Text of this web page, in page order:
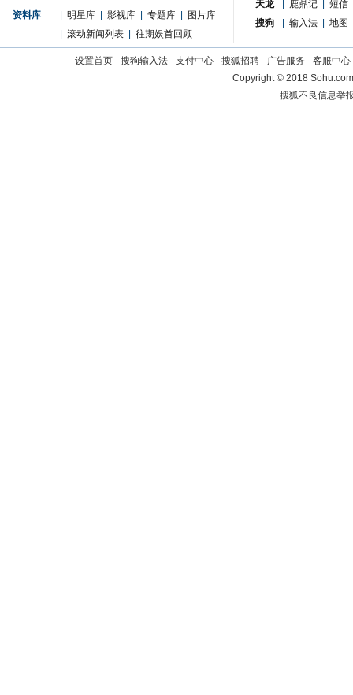
资料库 明星库 影视库 专题库
图片库
滚动新闻列表 往期娱首回顾
天龙 鹿鼎记
短信
搜狗
输入法 地图
设置首页 - 搜狗输入法 - 支付中心 - 搜狐招聘 - 广告服务 - 客服中心
Copyright©2018
搜狐不良信息举